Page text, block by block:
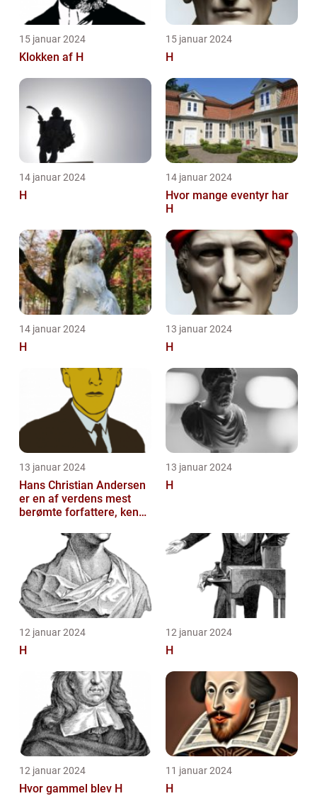
15 januar 2024
Klokken af H
15 januar 2024
H
14 januar 2024
H
14 januar 2024
Hvor mange eventyr har
H
14 januar 2024
H
13 januar 2024
H
13 januar 2024
Hans Christian Andersen
er en af verdens mest
berømte forfattere, kendt
fortæll...
13 januar 2024
H
12 januar 2024
H
12 januar 2024
H
12 januar 2024
Hvor gammel blev H
11 januar 2024
H